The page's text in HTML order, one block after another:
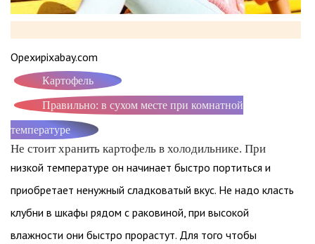
Орехиpixabay.com
Картофель
Правильно: в сухом месте при комнатной
температуре
Не стоит хранить картофель в холодильнике. При
низкой температуре он начинает быстро портиться и
приобретает ненужный сладковатый вкус. Не надо класть
клубни в шкафы рядом с раковиной, при высокой
влажности они быстро прорастут. Для того чтобы